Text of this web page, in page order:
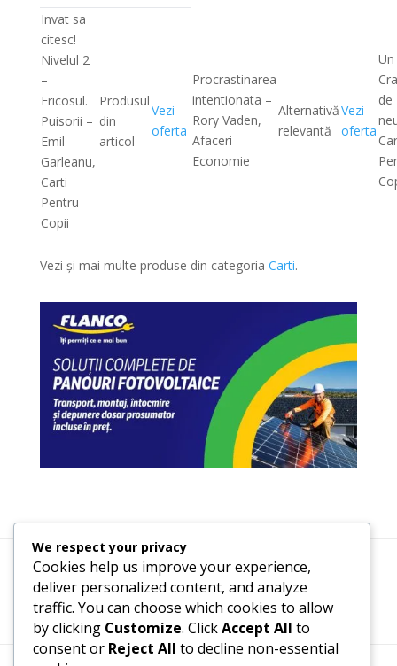
Invat sa
citesc!
Nivelul 2
–
Fricosul.
Puisorii –
Emil
Garleanu,
Carti
Pentru
Copii
Produsul
din
articol
Vezi
oferta
Procrastinarea
intentionata –
Rory Vaden,
Afaceri
Economie
Alternativă
relevantă
Vezi
oferta
Un
de
Vezi și mai multe produse din categoria Carti.
Termeni, Condiții & Protecția Datelor (GDPR)
We respect your privacy
Cookies help us improve your experience,
deliver personalized content, and analyze
traffic. You can choose which cookies to allow
by clicking Customize. ClickAccept All to
consent or Reject All to decline non-essential